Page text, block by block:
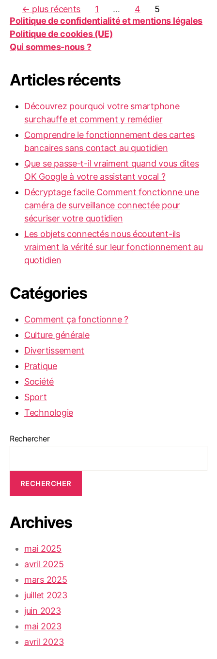
Pagination
des
publications
← plus récents 1 … 4
5
Politique de confidentialité et mentions légales
Politique de cookies (UE)
Qui sommes-nous ?
Articles récents
Découvrez pourquoi votre smartphone
surchauffe et comment y remédier
Comprendre le fonctionnement des cartes
bancaires sans contact au quotidien
Que se passe-t-il vraiment quand vous dites
OK Google à votre assistant vocal ?
Décryptage facile Comment fonctionne une
caméra de surveillance connectée pour
sécuriser votre quotidien
Les objets connectés nous écoutent-ils
vraiment la vérité sur leur fonctionnement au
quotidien
Catégories
Comment ça fonctionne ?
Culture générale
Divertissement
Pratique
Société
Sport
Technologie
Rechercher
RECHERCHER
Archives
mai 2025
avril 2025
mars 2025
juillet 2023
juin 2023
mai 2023
avril 2023